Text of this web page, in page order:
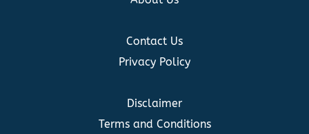
Contact Us
Privacy Policy
Disclaimer
Terms and Conditions